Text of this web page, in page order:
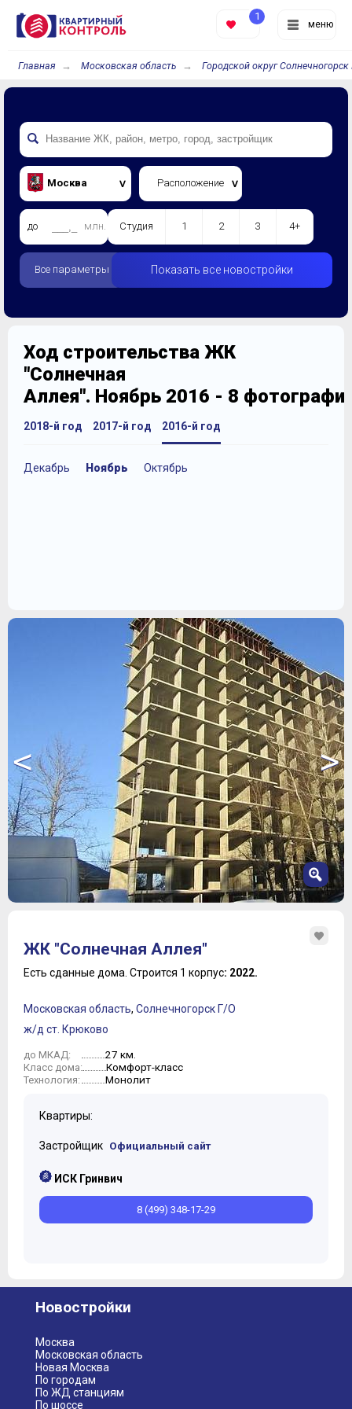
меню
1
Главная Московская область Городской округ
Москва Расположение
до млн. Студия 1 2 3 4+
Все параметры Показать все новостройки
Ход строительства ЖК
"Солнечная
Аллея". Ноябрь 2016 - 8
2018-й год 2017-й год 2016-й год
Декабрь Ноябрь Октябрь
< >
3
4
6
ЖК "Солнечная Аллея"
Есть сданные дома. Строится 1 корпус: 2022.
Московская область, Солнечногорск Г/О
ж/д ст. Крюково
до МКАД: 27 км.
Класс дома: Комфорт-класс
Технология: Монолит
Квартиры:
Застройщик Официальный сайт
ИСК Гринвич
8 (499) 348-17-29
Новостройки
Москва
Московская область
Новая Москва
По городам
По ЖД станциям
По шоссе